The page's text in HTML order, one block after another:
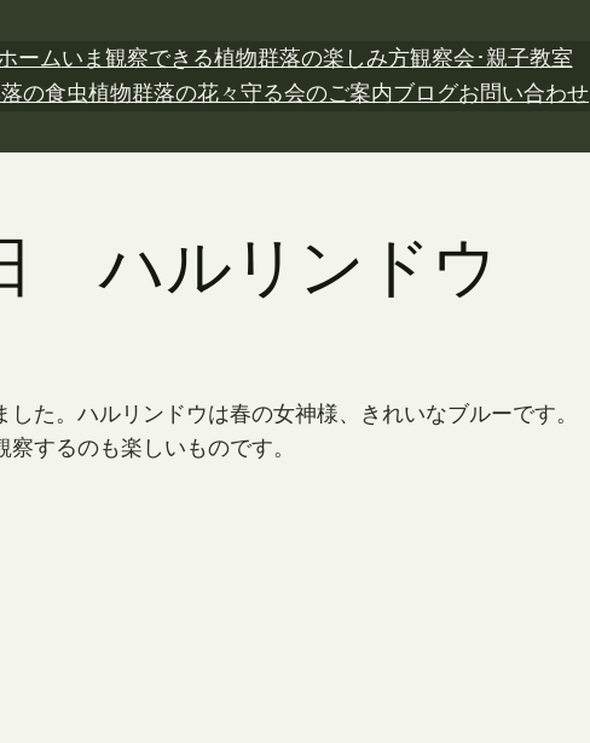
ームいま観察できる植物群落の楽しみ方観察会･親子教室
の食虫植物群落の花々守る会のご案内ブログお問い合わせ
ハルリンドウ
た。ハルリンドウは春の女神様、きれいなブルーです。
するのも楽しいものです。